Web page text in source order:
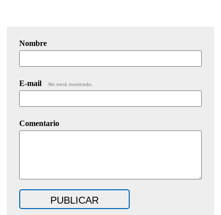
Nombre
E-mail No será mostrado.
Comentario